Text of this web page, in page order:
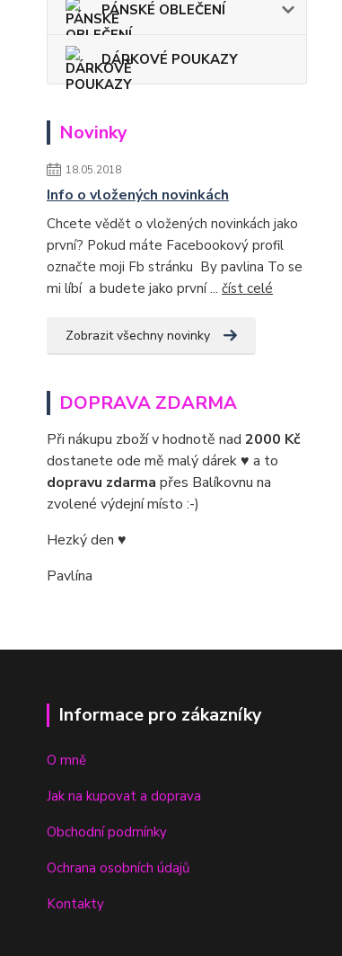
PÁNSKÉ OBLEČENÍ
DÁRKOVÉ POUKAZY
Novinky
18.05.2018
Info o vložených novinkách
Chcete vědět o vložených novinkách jako
první? Pokud máte Facebookový profil
označte moji Fb stránku By pavlina To se
mi líbí a budete jako první ... číst celé
Zobrazit všechny novinky
DOPRAVA ZDARMA
Při nákupu zboží v hodnotě nad 2000 Kč
dostanete ode mě malý dárek ♥ a to
dopravu zdarma přes Balíkovnu na
zvolené výdejní místo :-)
Hezký den ♥
Pavlína
Informace pro zákazníky
O mně
Jak na kupovat a doprava
Obchodní podmínky
Ochrana osobních údajů
Kontakty